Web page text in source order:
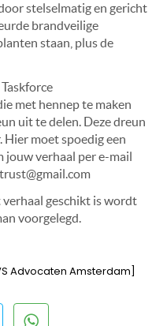
stelselmatig en gericht
brandveilige
staan, plus de
met hennep te maken
uit te delen. Deze dreun
moet spoedig een
jouw verhaal per e-mail
geschikt is wordt
voorgelegd.
Advocaten Amsterdam]